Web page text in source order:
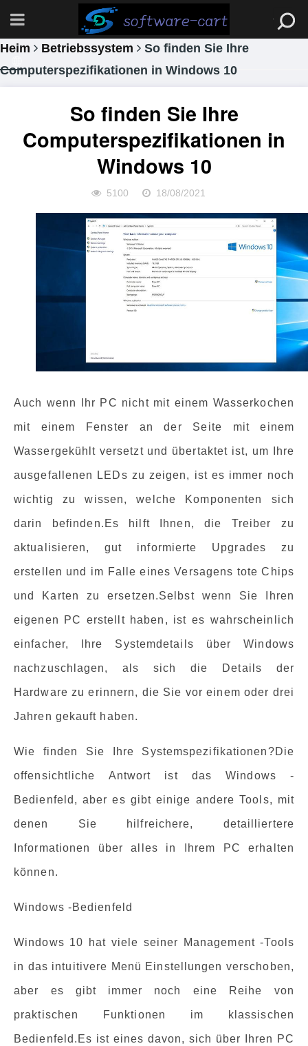
Heim Betriebssystem
So finden Sie Ihre
Computerspezifikationen in Windows 10
So finden Sie Ihre
Computerspezifikationen in
Windows 10
5100 18/08/2021
Auch wenn Ihr PC nicht mit einem Wasserkochen
mit einem Fenster an der Seite mit einem
Wassergekühlt versetzt und übertaktet ist, um Ihre
ausgefallenen LEDs zu zeigen, ist es immer noch
wichtig zu wissen, welche Komponenten sich
darin befinden.Es hilft Ihnen, die Treiber zu
aktualisieren, gut informierte Upgrades zu
erstellen und im Falle eines Versagens tote Chips
und Karten zu ersetzen.Selbst wenn Sie Ihren
eigenen PC erstellt haben, ist es wahrscheinlich
einfacher, Ihre Systemdetails über Windows
nachzuschlagen, als sich die Details der
Hardware zu erinnern, die Sie vor einem oder drei
Jahren gekauft haben.
Wie finden Sie Ihre Systemspezifikationen?Die
offensichtliche Antwort ist das Windows -
Bedienfeld, aber es gibt einige andere Tools, mit
denen Sie hilfreichere, detailliertere
Informationen über alles in Ihrem PC erhalten
können.
Windows -Bedienfeld
Windows 10 hat viele seiner Management -Tools
in das intuitivere Menü Einstellungen verschoben,
aber es gibt immer noch eine Reihe von
praktischen Funktionen im klassischen
Bedienfeld.Es ist eines davon, sich über Ihren PC